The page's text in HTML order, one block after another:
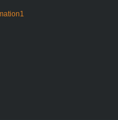
i pozytywna energia - wszystko to
odcinków!